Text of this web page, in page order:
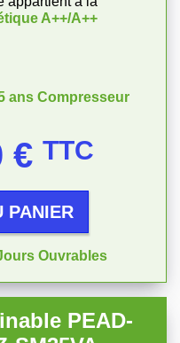
A++/A++
ans Compresseur
€ TTC
PANIER
Ouvrables
PEAD-